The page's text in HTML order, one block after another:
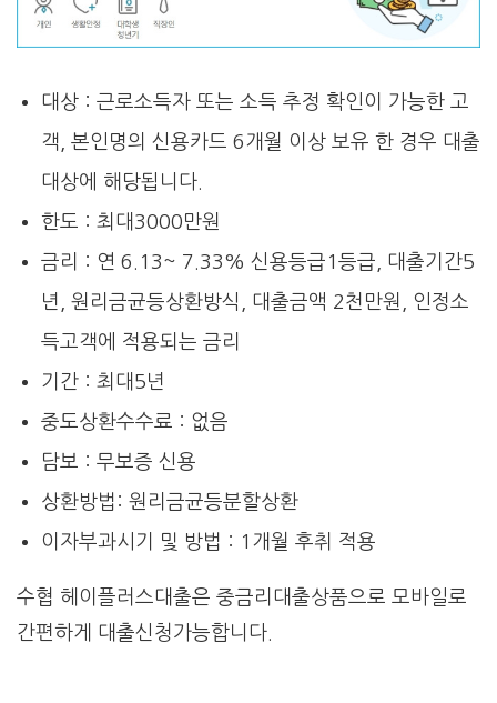
대상 : 근로소득자 또는 소득 추정 확인이 가능한 고
객, 본인명의 신용카드 6개월 이상 보유 한 경우 대출
대상에 해당됩니다.
한도 : 최대3000만원
금리 : 연 6.13~ 7.33% 신용등급1등급, 대출기간5
년, 원리금균등상환방식, 대출금액 2천만원, 인정소
득고객에 적용되는 금리
기간 : 최대5년
중도상환수수료 : 없음
담보 : 무보증 신용
상환방법: 원리금균등분할상환
이자부과시기 및 방법 : 1개월 후취 적용
수협 헤이플러스대출은 중금리대출상품으로 모바일로
간편하게 대출신청가능합니다.